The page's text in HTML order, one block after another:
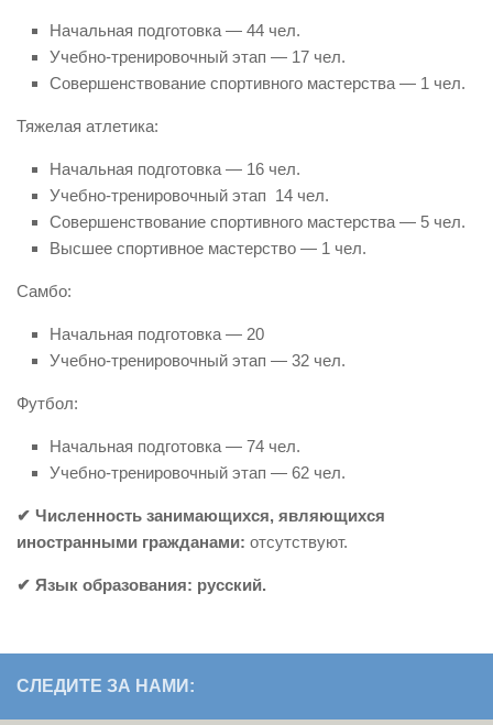
Начальная подготовка — 44 чел.
Учебно-тренировочный этап — 17 чел.
Совершенствование спортивного мастерства — 1 чел.
Тяжелая атлетика:
Начальная подготовка — 16 чел.
Учебно-тренировочный этап 14 чел.
Совершенствование спортивного мастерства — 5 чел.
Высшее спортивное мастерство — 1 чел.
Самбо:
Начальная подготовка — 20
Учебно-тренировочный этап — 32 чел.
Футбол:
Начальная подготовка — 74 чел.
Учебно-тренировочный этап — 62 чел.
✔ Численность занимающихся, являющихся
иностранными гражданами: отсутствуют.
✔ Язык образования: русский.
СЛЕДИТЕ ЗА НАМИ: